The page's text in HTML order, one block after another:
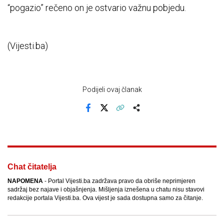
“pogazio” rečeno on je ostvario važnu pobjedu.
(Vijesti.ba)
Podijeli ovaj članak
Chat čitatelja
NAPOMENA - Portal Vijesti.ba zadržava pravo da obriše neprimjeren
sadržaj bez najave i objašnjenja. Mišljenja iznešena u chatu nisu stavovi
redakcije portala Vijesti.ba. Ova vijest je sada dostupna samo za čitanje.